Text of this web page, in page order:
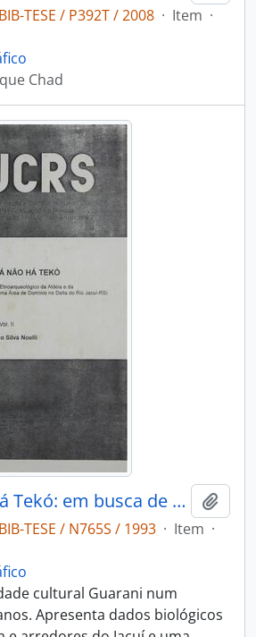
TESE / P392T / 2008 · Item ·
Chad
Sem Tekohá há Tekó: em busca de um modelo etno-arqueológico da aldeia e da subsistência Guarani e sua aplicação a uma àrea de domínio no Delta do Rio Jacuí-RS
TESE / N765S / 1993 · Item ·
cultural Guarani num
Apresenta dados biológicos